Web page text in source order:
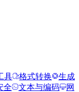
具 格式转换
生成
全 文本与编码
网